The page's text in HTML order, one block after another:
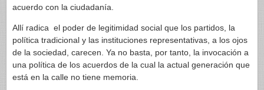
acuerdo con la ciudadanía.
Allí radica el poder de legitimidad social que los partidos, la
política tradicional y las instituciones representativas, a los ojos
de la sociedad, carecen. Ya no basta, por tanto, la invocación a
una política de los acuerdos de la cual la actual generación que
está en la calle no tiene memoria.